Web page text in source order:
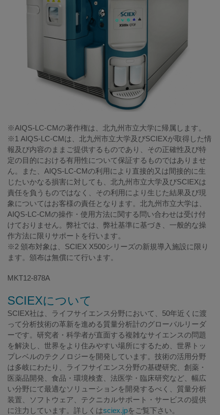
※AIQS-LC-CMの著作権は、北九州市立大学に帰属します。
※1 AIQS-LC-CMは、北九州市立大学及びSCIEXが取得した情
報及び内容のままご提供するものであり、その正確性及び特
定の目的における有用性について保証するものではありませ
ん。また、AIQS-LC-CMの利用により直接的又は間接的に生
じたいかなる損害に対しても、北九州市立大学及びSCIEXは
責任を負うものではなく、その利用により生じた結果及び現
象についてはお客様の責任となります。北九州市立大学は、
AIQS-LC-CMの操作・使用方法に関する問い合わせは受け付
けておりません。弊社では、弊社基準に基づき、一般的な操
作方法に限りサポートを行います。
※2 頒布対象は、SCIEX X500シリーズの新規導入施設に限り
ます。頒布は無償にて行います。
MKT12-878A
SCIEXについて
SCIEX社は、ライフサイエンス分野において、50年近くに渡
って分析技術の革新を進める質量分析計のグローバルリーダ
ーです。研究者・科学者が直面する複雑なサイエンスの問題
を解決し、世界をより住みやすい場所にするため、世界トッ
プレベルのテクノロジーを開発しています。技術の活用分野
は多岐にわたり、ライフサイエンス分野の基礎研究、創薬・
医薬品開発、食品・環境検査、法医学・臨床研究など、幅広
い分野にて最適なソリューションを開発するべく、質量分析
装置、ソフトウェア、テクニカルサポート・サービスの提供
に注力しています。詳しくはsciex.jpをご覧下さい。